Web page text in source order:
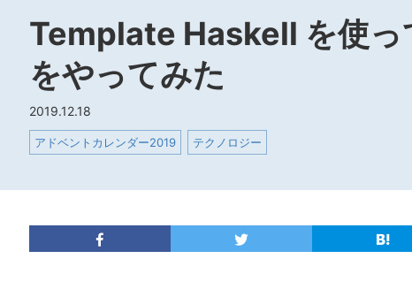
Template Haskell を使っ
をやってみた
2019.12.18
アドベントカレンダー2019 テクノロジー